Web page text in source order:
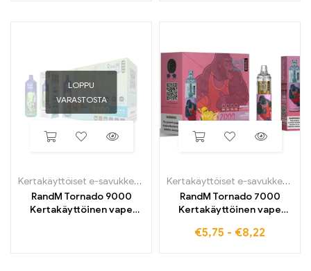
LOPPU
VARASTOSTA
Kertakäyttöiset e-savukkeet
Kertakäyttöiset sähkösavukkeet
RandM Tornado 9000
Kertakäyttöinen vape
Kertakäyttöiset e-savukkeet
RandM Tornado 7000
Kertakäyttöinen vape
€5,75 - €8,22